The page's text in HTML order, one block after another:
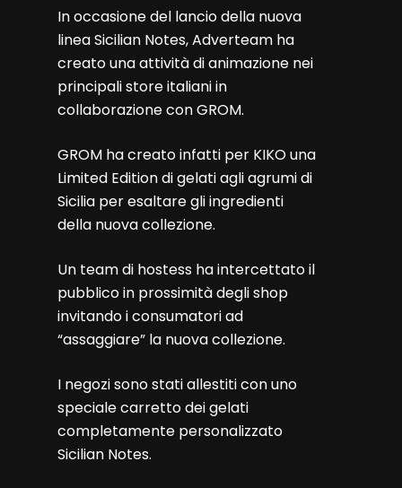
In occasione del lancio della nuova
linea Sicilian Notes, Adverteam ha
creato una attività di animazione nei
principali store italiani in
collaborazione con GROM.
GROM ha creato infatti per KIKO una
Limited Edition di gelati agli agrumi di
Sicilia per esaltare gli ingredienti
della nuova collezione.
Un team di hostess ha intercettato il
pubblico in prossimità degli shop
invitando i consumatori ad
“assaggiare” la nuova collezione.
I negozi sono stati allestiti con uno
speciale carretto dei gelati
completamente personalizzato
Sicilian Notes.